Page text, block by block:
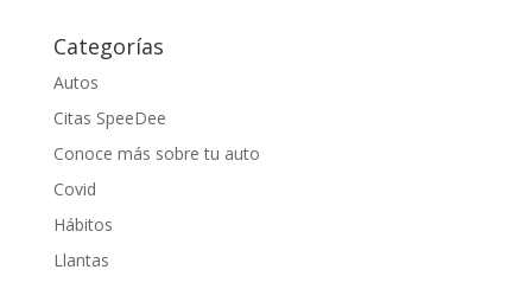
Categorías
Autos
Citas SpeeDee
Conoce más sobre tu auto
Covid
Hábitos
Llantas